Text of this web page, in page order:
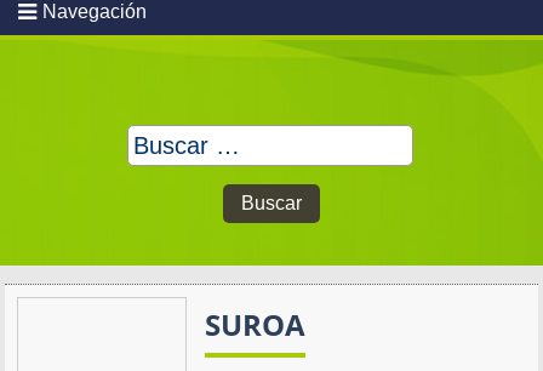
Navegación
Buscar:
SUROA